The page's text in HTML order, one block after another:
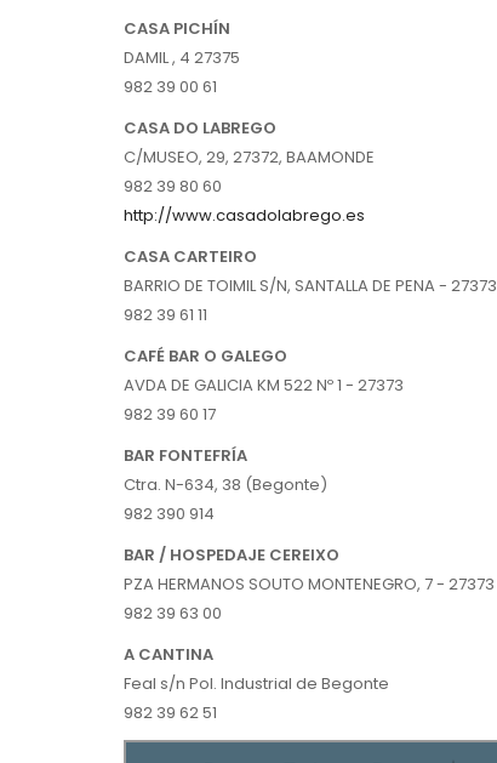
CASA PICHÍN
DAMIL , 4 27375
982 39 00 61
CASA DO LABREGO
C/MUSEO, 29, 27372, BAAMONDE
982 39 80 60
http://www.casadolabrego.es
CASA CARTEIRO
BARRIO DE TOIMIL S/N, SANTALLA DE PENA - 27373
982 39 61 11
CAFÉ BAR O GALEGO
AVDA DE GALICIA KM 522 Nº 1 - 27373
982 39 60 17
BAR FONTEFRÍA
Ctra. N-634, 38 (Begonte)
982 390 914
BAR / HOSPEDAJE CEREIXO
PZA HERMANOS SOUTO MONTENEGRO, 7 - 27373
982 39 63 00
A CANTINA
Feal s/n Pol. Industrial de Begonte
982 39 62 51